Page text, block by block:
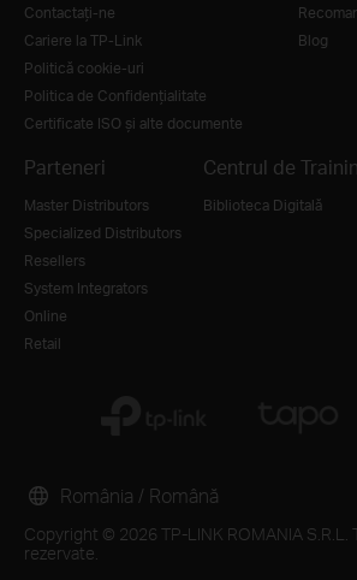
Contactați-ne
Cariere la TP-Link
Politică cookie-uri
Politica de Confidențialitate
Certificate ISO și alte documente
Blog
Parteneri
Master Distributors
Specialized Distributors
Resellers
System Integrators
Online
Retail
Centrul de
Biblioteca Digitală
Copyright © 2026 TP-LINK ROMANIA S.R.L.
rezervate.
România / Română